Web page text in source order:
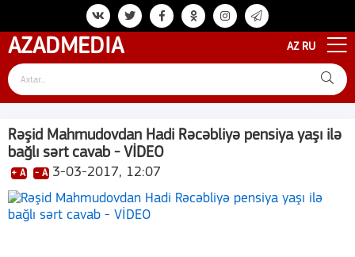
AZADMEDIA AZ RU
Rəşid Mahmudovdan Hadi Rəcəbliyə pensiya yaşı ilə
bağlı sərt cavab - VİDEO
+ A - A 3-03-2017, 12:07